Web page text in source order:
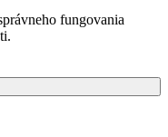
fungovania